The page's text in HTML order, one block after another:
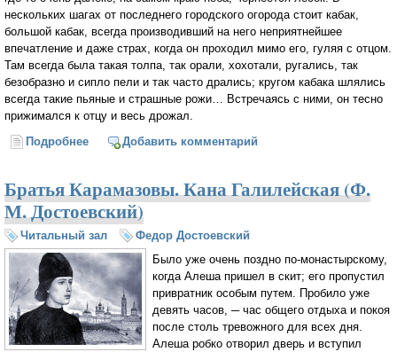
нескольких шагах от последнего городского огорода стоит кабак,
большой кабак, всегда производивший на него неприятнейшее
впечатление и даже страх, когда он проходил мимо его, гуляя с отцом.
Там всегда была такая толпа, так орали, хохотали, ругались, так
безобразно и сипло пели и так часто дрались; кругом кабака шлялись
всегда такие пьяные и страшные рожи… Встречаясь с ними, он тесно
прижимался к отцу и весь дрожал.
Подробнее о Сон Раскольникова. Фрагмент романа
Добавить комментарий
Братья Карамазовы. Кана Галилейская (Ф.
М. Достоевский)
Читальный зал
Федор Достоевский
Было уже очень поздно по-монастырскому,
когда Алеша пришел в скит; его пропустил
привратник особым путем. Пробило уже
девять часов, ─ час общего отдыха и покоя
после столь тревожного для всех дня.
Алеша робко отворил дверь и вступил